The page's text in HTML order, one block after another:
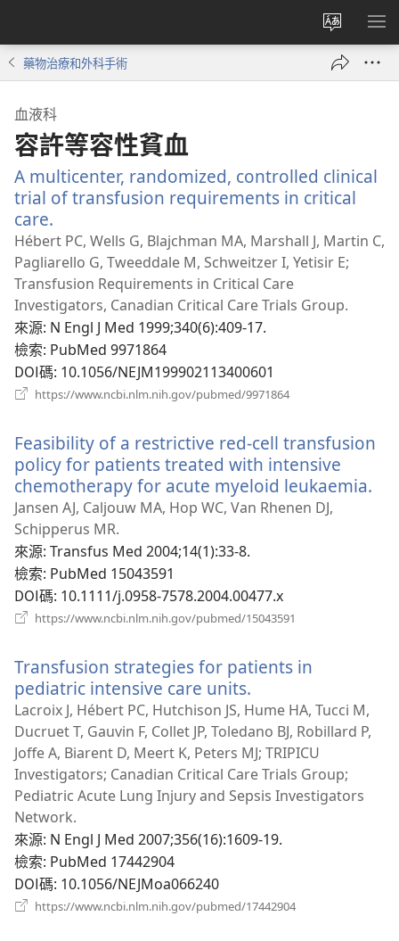
更
改
網
顯
藥物治療和外科手術
血液科
容許等容性貧血
A multicenter, randomized, controlled clinical
trial of transfusion requirements in critical
care.
啟
新
視
窗）
Hébert PC, Wells G, Blajchman MA, Marshall J, Martin C,
Pagliarello G, Tweeddale M, Schweitzer I, Yetisir E;
Transfusion Requirements in Critical Care
Investigators, Canadian Critical Care Trials Group.
來源‎: N Engl J Med 1999;340(6):409-17.
檢索‎: PubMed 9971864
DOI碼‎: 10.1056/NEJM199902113400601
https://www.ncbi.nlm.nih.gov/pubmed/9971864
視
窗）
Feasibility of a restrictive red-cell transfusion
policy for patients treated with intensive
chemotherapy for acute myeloid leukaemia.
Jansen AJ, Caljouw MA, Hop WC, Van Rhenen DJ,
Schipperus MR.
來源‎: Transfus Med 2004;14(1):33-8.
檢索‎: PubMed 15043591
DOI碼‎: 10.1111/j.0958-7578.2004.00477.x
https://www.ncbi.nlm.nih.gov/pubmed/15043591
視
Transfusion strategies for patients in
pediatric intensive care units.
啟
新
視
窗）
Lacroix J, Hébert PC, Hutchison JS, Hume HA, Tucci M,
Ducruet T, Gauvin F, Collet JP, Toledano BJ, Robillard P,
Joffe A, Biarent D, Meert K, Peters MJ; TRIPICU
Investigators; Canadian Critical Care Trials Group;
Pediatric Acute Lung Injury and Sepsis Investigators
Network.
來源‎: N Engl J Med 2007;356(16):1609-19.
檢索‎: PubMed 17442904
DOI碼‎: 10.1056/NEJMoa066240
https://www.ncbi.nlm.nih.gov/pubmed/17442904